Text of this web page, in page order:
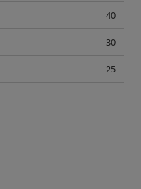
40
30
25